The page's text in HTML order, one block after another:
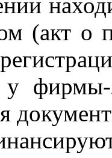
(акт о
фирмы-